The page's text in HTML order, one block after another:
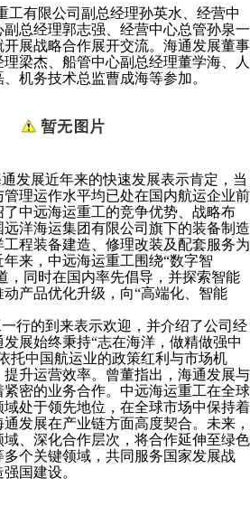
工有限公司副总经理孙英水、经营中
总经理郭志强、经营中心总管孙泉一
展战略合作展开交流。海通发展董事
梁杰、船管中心副总经理董学海、人
机务技术总监曹成海等参加。
发展近年来的快速发展表示肯定，当
理运作水平均已处在国内航运企业前
中远海运重工的竞争优势、战略布
洋海运集团有限公司旗下的装备制造
程装备建造、修理改装及配套服务为
来，中远海运重工围绕“数字智
，同时在国内率先倡导，并探索智能
产品优化升级，向“高端化、智能
行的到来表示欢迎，并介绍了公司经
展始终秉持“志在海洋，做精做强中
托中国航运业的政策红利与市场机
升运营效率。曾董指出，海通发展与
密的业务合作。中远海运重工在全球
处于领先地位，在全球市场中保持着
发展在产业链方面高度契合。未来，
、深化合作层次，将合作延伸至绿色
个关键领域，共同服务国家发展战
国建设。